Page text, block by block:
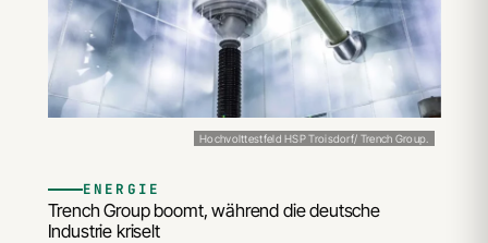
Hochvolttestfeld HSP Troisdorf/ Trench Group.
ENERGIE
Trench Group boomt, während die deutsche
Industrie kriselt